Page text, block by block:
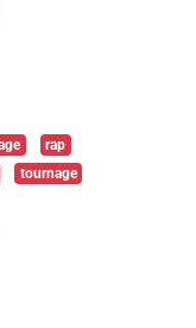
rap
tournage